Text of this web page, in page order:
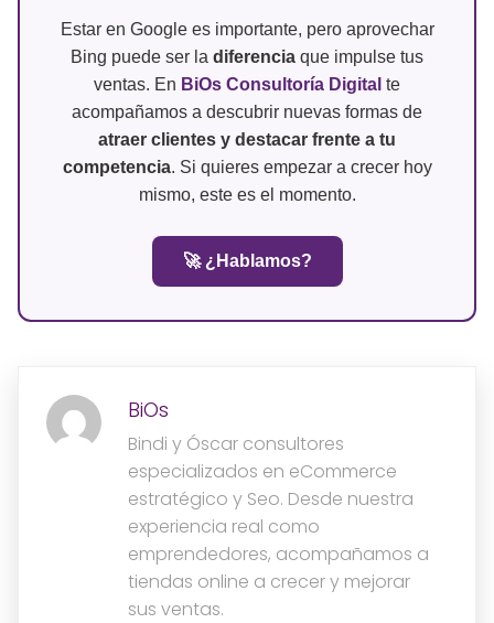
Estar en Google es importante, pero aprovechar
Bing puede ser la diferencia que impulse tus
ventas. En BiOs Consultoría Digital te
acompañamos a descubrir nuevas formas de
atraer clientes y destacar frente a tu
competencia. Si quieres empezar a crecer hoy
mismo, este es el momento.
🚀 ¿Hablamos?
BiOs
Bindi y Óscar consultores
especializados en eCommerce
estratégico y Seo. Desde nuestra
experiencia real como
emprendedores, acompañamos a
tiendas online a crecer y mejorar
sus ventas.